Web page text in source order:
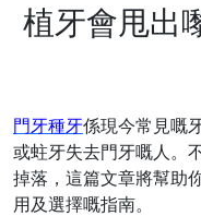
植牙會甩出
門牙種牙係現今常見嘅
或蛀牙失去門牙嘅人。
掉落，這篇文章將幫助
用及選擇嘅指南。